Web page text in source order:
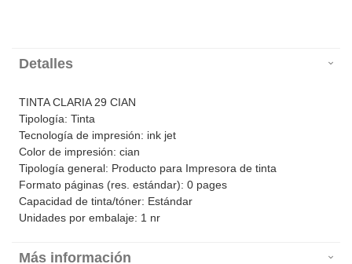
Detalles
TINTA CLARIA 29 CIAN
Tipología: Tinta
Tecnología de impresión: ink jet
Color de impresión: cian
Tipología general: Producto para Impresora de tinta
Formato páginas (res. estándar): 0 pages
Capacidad de tinta/tóner: Estándar
Unidades por embalaje: 1 nr
Más información